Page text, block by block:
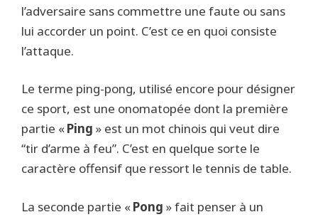
l’adversaire sans commettre une faute ou sans
lui accorder un point. C’est ce en quoi consiste
l’attaque.
Le terme ping-pong, utilisé encore pour désigner
ce sport, est une onomatopée dont la première
partie «Ping » est un mot chinois qui veut dire
“tir d’arme à feu”. C’est en quelque sorte le
caractère offensif que ressort le tennis de table.
La seconde partie «Pong » fait penser à un